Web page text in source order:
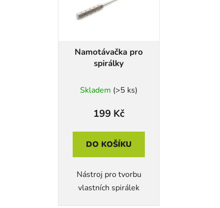
Namotávačka pro
spirálky
Skladem (>5 ks)
199 Kč
DO KOŠÍKU
Nástroj pro tvorbu
vlastních spirálek